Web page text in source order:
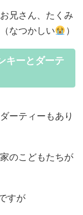
兄さん、たくみ
なつかしい
）
キーとダーテ
ーティーもあり
のこどもたちが
すが